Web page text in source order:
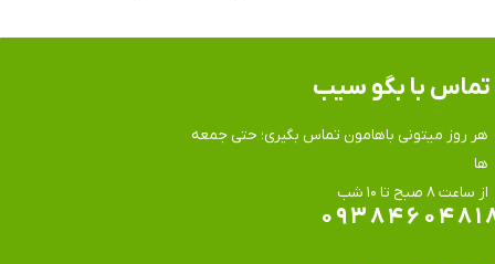
هر روز میتونی باهامون تماس بگیری؛ حتی جمعه
ها
​​​​​​​از ساعت ۸ صبح تا ۱۰ شب
تماس​​​​​​​ با بگو سیب